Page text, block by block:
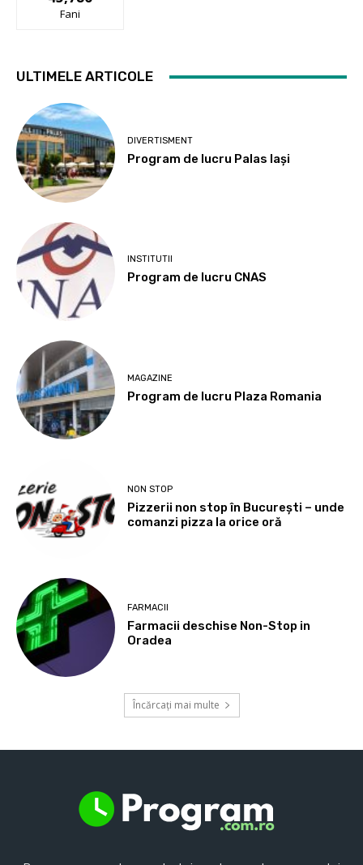
Fani
ULTIMELE ARTICOLE
DIVERTISMENT
Program de lucru Palas Iași
INSTITUTII
Program de lucru CNAS
MAGAZINE
Program de lucru Plaza Romania
NON STOP
Pizzerii non stop în București – unde
comanzi pizza la orice oră
FARMACII
Farmacii deschise Non-Stop in
Oradea
Încărcați mai multe